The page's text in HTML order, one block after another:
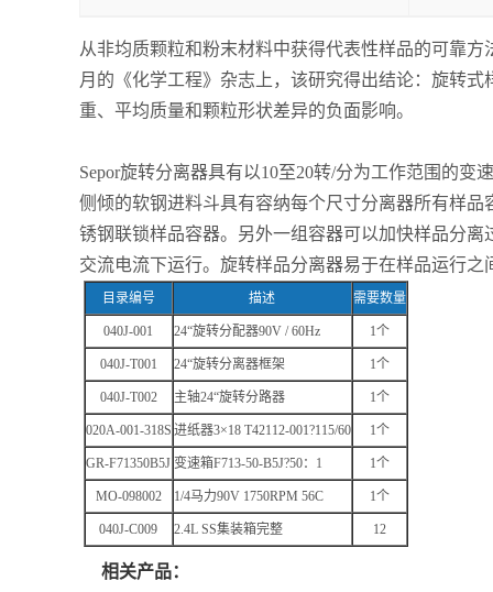
从非均质颗粒和粉末材料中获得代表性样品的可靠
月的《化学工程》杂志上，该研究得出结论：旋转
重、平均质量和颗粒形状差异的负面影响。
Sepor旋转分离器具有以10至20转/分为工作范围的
侧倾的软钢进料斗具有容纳每个尺寸分离器所有样
锈钢联锁样品容器。另外一组容器可以加快样品分离
交流电流下运行。旋转样品分离器易于在样品运行
目录编号 描述 需要数量
040J-001 24“旋转分配器90V / 60Hz 1个
040J-T001 24“旋转分离器框架 1个
040J-T002 主轴24“旋转分路器 1个
020A-001-318S 进纸器3×18 T42112-001?115/60 1个
GR-F71350B5J 变速箱F713-50-B5J?50： 1 1个
MO-098002 1/4马力90V 1750RPM 56C 1个
040J-C009 2.4L SS集装箱完整 12
相关产品：